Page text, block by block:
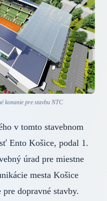
konanie pre stavbu NTC
v tomto stavebnom
Ento Košice, podal 1.
úrad pre miestne
mesta Košice
dopravné stavby.